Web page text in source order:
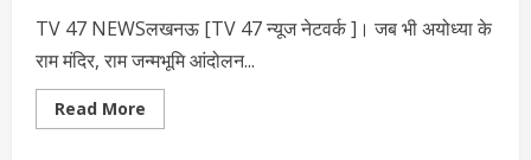
TV 47 NEWSलखनऊ [TV 47 न्‍यूज नेटवर्क ]। जब भी अयोध्या के
राम मंदिर, राम जन्मभूमि आंदोलन...
Read More
more